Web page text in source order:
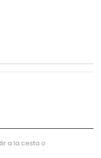
a la cesta o